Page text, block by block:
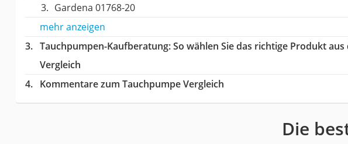
Gardena 01768-20
mehr anzeigen
Tauchpumpen-Kaufberatung: So wählen Sie das richtige Produkt
Vergleich
Kommentare zum Tauchpumpe Vergleich
Die